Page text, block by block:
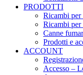
PRODOTTI
Ricambi per
Ricambi per
Canne
Prodotti e
ACCOUNT
Accesso –